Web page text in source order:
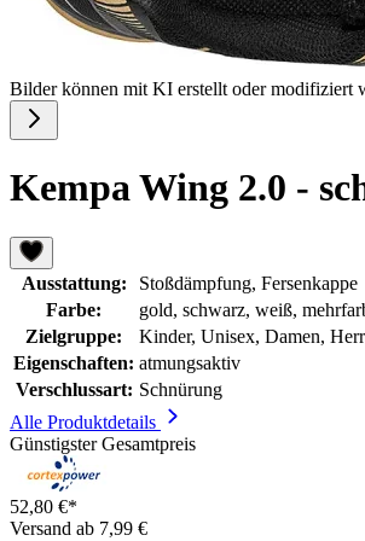
Bilder können mit KI erstellt oder modifiziert
Kempa Wing 2.0 -
Ausstattung:
Stoßdämpfung, Fersenkappe
Farbe:
gold, schwarz, weiß,
Zielgruppe:
Kinder, Unisex, Damen,
Eigenschaften: atmungsaktiv
Verschlussart: Schnürung
Alle Produktdetails
Günstigster Gesamtpreis
52,80 €*
Versand ab 7,99 €